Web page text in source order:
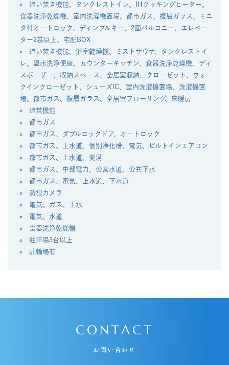
追い焚き機能、タンクレストイレ、IHクッキングヒーター、
食器洗浄乾燥機、室内洗濯機置場、都市ガス、複層ガラス、モニ
タ付オートロック、ディンプルキー、2面バルコニー、エレベー
ター2基以上、宅配BOX
追い焚き機能、浴室乾燥機、ミストサウナ、タンクレストイ
レ、温水洗浄便座、カウンターキッチン、食器洗浄乾燥機、ディ
スポーザー、収納スペース、全居室収納、クローゼット、ウォー
クインクローゼット、シューズIC、室内洗濯機置場、洗濯機置
場、都市ガス、複層ガラス、全居室フローリング、床暖房
追焚機能
都市ガス
都市ガス、ダブルロックドア、オートロック
都市ガス、上水道、個別浄化槽、電気、ビルトインエアコン
都市ガス、上水道、側溝
都市ガス、中部電力、公営水道、公共下水
都市ガス、電気、上水道、下水道
防犯カメラ
電気、ガス、上水
電気、水道
⾷器洗浄乾燥機
駐車場3台以上
駐輪場有
CONTACT
お問い合わせ